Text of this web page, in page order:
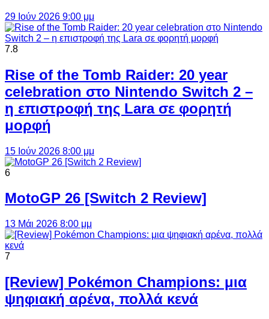
29 Ιούν 2026 9:00 μμ
7.8
Rise of the Tomb Raider: 20 year
celebration στο Nintendo Switch 2 –
η επιστροφή της Lara σε φορητή
μορφή
15 Ιούν 2026 8:00 μμ
6
MotoGP 26 [Switch 2 Review]
13 Μάι 2026 8:00 μμ
7
[Review] Pokémon Champions: μια
ψηφιακή αρένα, πολλά κενά